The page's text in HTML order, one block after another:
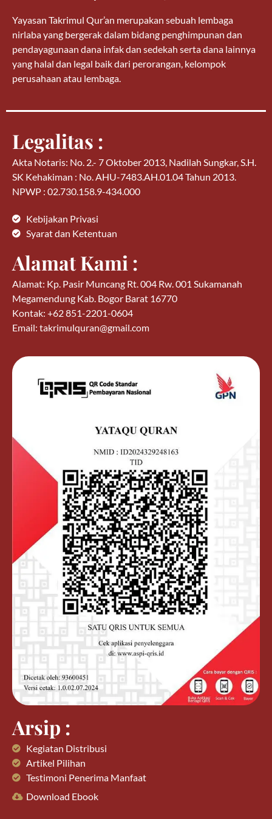
Yayasan Takrimul Qur’an merupakan sebuah lembaga
nirlaba yang bergerak dalam bidang penghimpunan dan
pendayagunaan dana infak dan sedekah serta dana lainnya
yang halal dan legal baik dari perorangan, kelompok
perusahaan atau lembaga.
Legalitas :
Akta Notaris: No. 2.- 7 Oktober 2013, Nadilah Sungkar, S.H.
SK Kehakiman : No. AHU-7483.AH.01.04 Tahun 2013.
NPWP : 02.730.158.9-434.000
Kebijakan Privasi
Syarat dan Ketentuan
Alamat Kami :
Alamat: Kp. Pasir Muncang Rt. 004 Rw. 001 Sukamanah
Megamendung Kab. Bogor Barat 16770
Kontak: +62 851-2201-0604
Email: takrimulquran@gmail.com
Arsip :
Kegiatan Distribusi
Artikel Pilihan
Testimoni Penerima Manfaat
Download Ebook